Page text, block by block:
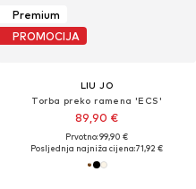
Premium
PROMOCIJA
LIU JO
Torba preko ramena 'ECS'
89,90 €
Prvotno: 99,90 €
Posljednja najniža cijena:71,92 €